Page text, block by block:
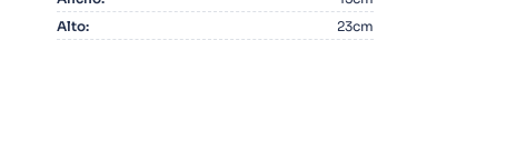
Alto: 23cm